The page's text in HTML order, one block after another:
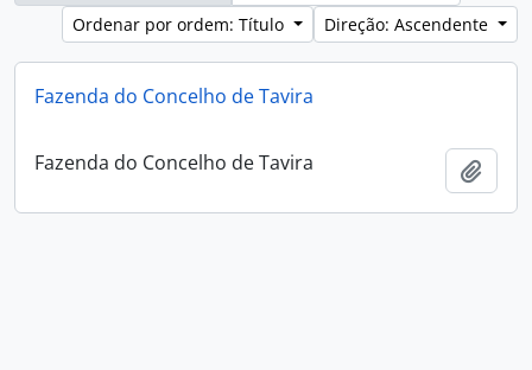
Ordenar por ordem: Título
Direção: Ascendente
Fazenda do Concelho de Tavira
Fazenda do Concelho de Tavira